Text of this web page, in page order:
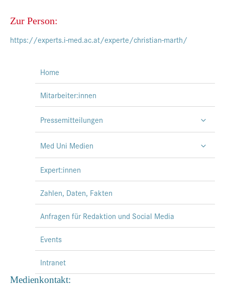
Zur Person:
https://experts.i-med.ac.at/experte/christian-marth/
Home
Mitarbeiter:innen
Pressemitteilungen
Med Uni Medien
Expert:innen
Zahlen, Daten, Fakten
Anfragen für Redaktion und Social Media
Events
Intranet
Medienkontakt: